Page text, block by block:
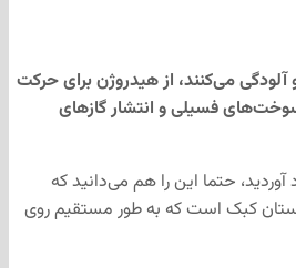
می‌کنند، از هیدروژن برای حرکت
فسیلی و انتشار گازهای
حتما این را هم می‌دانید که
کبک است که به طور مستقیم روی